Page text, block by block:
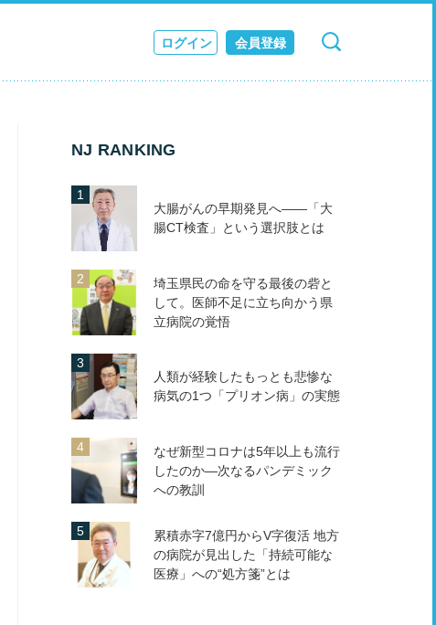
ログイン 会員登録
検索 キャンセル
NJ RANKING
大腸がんの早期発見へ――「大
腸CT検査」という選択肢とは
埼玉県民の命を守る最後の砦と
して。医師不足に立ち向かう県
立病院の覚悟
人類が経験したもっとも悲惨な
病気の1つ「プリオン病」の実態
なぜ新型コロナは5年以上も流行
したのか―次なるパンデミック
への教訓
累積赤字7億円からV字復活 地方
の病院が見出した「持続可能な
医療」への“処方箋”とは